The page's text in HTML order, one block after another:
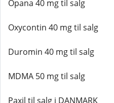
Opana 40 mg til salg
Oxycontin 40 mg til salg
Duromin 40 mg til salg
MDMA 50 mg til salg
Paxil til salg i DANMARK